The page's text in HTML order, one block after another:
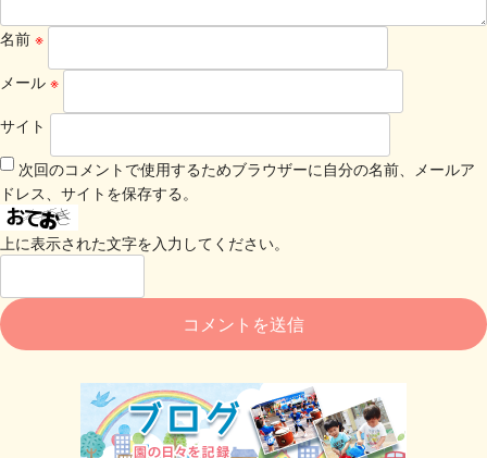
名前 ※
メール ※
サイト
次回のコメントで使用するためブラウザーに自分の名前、メールア
ドレス、サイトを保存する。
上に表示された文字を入力してください。